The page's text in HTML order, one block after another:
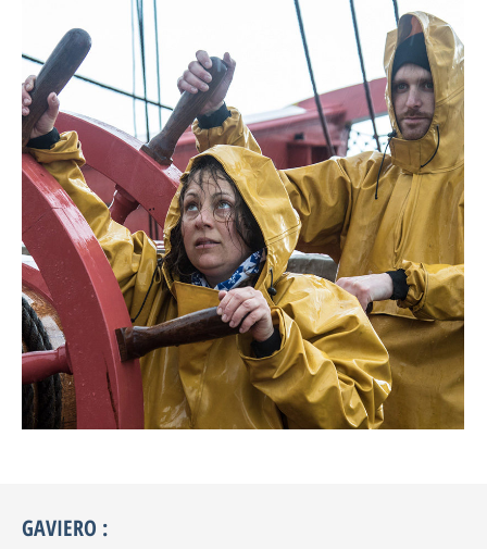
GAVIERO :